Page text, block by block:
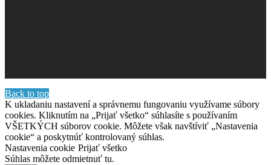
Back to top
K ukladaniu nastavení a správnemu fungovaniu využívame súbory
cookies. Kliknutím na „Prijať všetko“ súhlasíte s používaním
VŠETKÝCH súborov cookie. Môžete však navštíviť „Nastavenia
cookie“ a poskytnúť kontrolovaný súhlas.
Nastavenia cookie Prijať všetko
Súhlas môžete odmietnuť tu.